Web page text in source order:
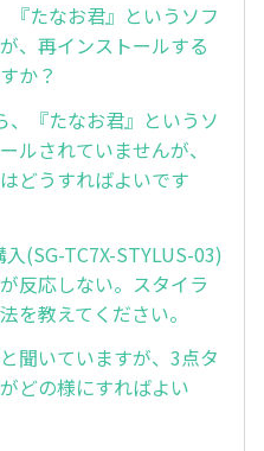
『たなお君』というソフ
、再インストールする
か？
、『たなお君』というソ
ルされていませんが、
どうすればよいです
(SG-TC7X-STYLUS-03)
反応しない。スタイラ
を教えてください。
聞いていますが、3点タ
どの様にすればよい